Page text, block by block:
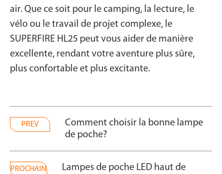
air. Que ce soit pour le camping, la lecture, le
vélo ou le travail de projet complexe, le
SUPERFIRE HL25 peut vous aider de manière
excellente, rendant votre aventure plus sûre,
plus confortable et plus excitante.
PREV
Comment choisir la bonne lampe
de poche?
PROCHAIN
Lampes de poche LED haut de